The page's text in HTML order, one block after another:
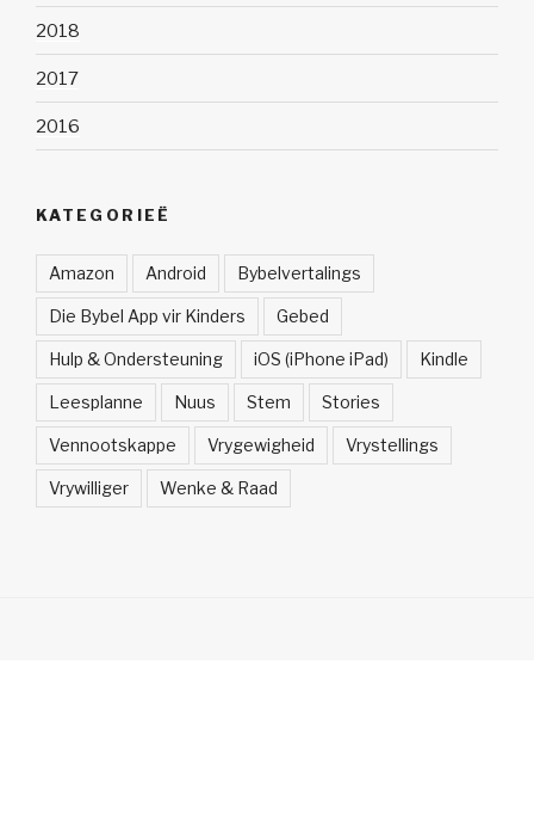
2018
2017
2016
KATEGORIEË
Amazon Android Bybelvertalings
Die Bybel App vir Kinders Gebed
Hulp & Ondersteuning iOS (iPhone iPad) Kindle
Leesplanne Nuus Stem Stories
Vennootskappe Vrygewigheid Vrystellings
Vrywilliger Wenke & Raad